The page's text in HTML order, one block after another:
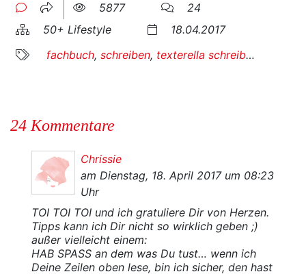
5877
24
50+ Lifestyle
18.04.2017
fachbuch, schreiben, texterella schreibt ein buch
24 Kommentare
Chrissie
am Dienstag, 18. April 2017 um 08:23
Uhr
TOI TOI TOI und ich gratuliere Dir von Herzen.
Tipps kann ich Dir nicht so wirklich geben ;)
außer vielleicht einem:
HAB SPASS an dem was Du tust… wenn ich
Deine Zeilen oben lese, bin ich sicher, den hast